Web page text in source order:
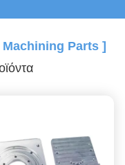
Parts ]